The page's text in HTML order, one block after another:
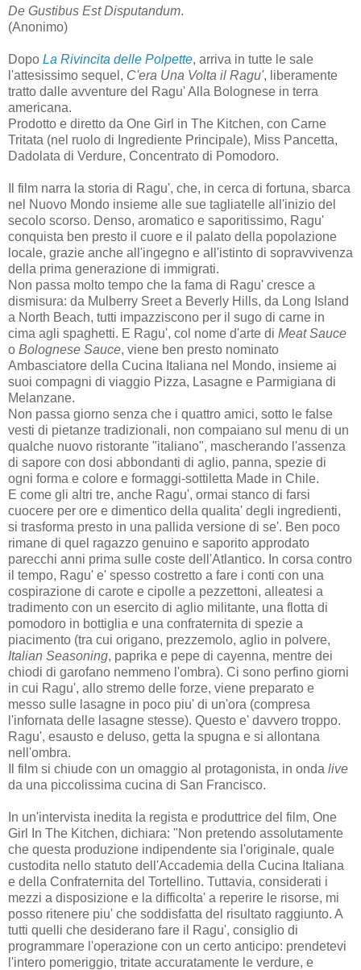
De Gustibus Est Disputandum.
(Anonimo)
Dopo La Rivincita delle Polpette, arriva in tutte le sale
l'attesissimo sequel, C'era Una Volta il Ragu', liberamente
tratto dalle avventure del Ragu' Alla Bolognese in terra
americana.
Prodotto e diretto da One Girl in The Kitchen, con Carne
Tritata (nel ruolo di Ingrediente Principale), Miss Pancetta,
Dadolata di Verdure, Concentrato di Pomodoro.
Il film narra la storia di Ragu', che, in cerca di fortuna, sbarca
nel Nuovo Mondo insieme alle sue tagliatelle all'inizio del
secolo scorso. Denso, aromatico e saporitissimo, Ragu'
conquista ben presto il cuore e il palato della popolazione
locale, grazie anche all'ingegno e all'istinto di sopravvivenza
della prima generazione di immigrati.
Non passa molto tempo che la fama di Ragu' cresce a
dismisura: da Mulberry Sreet a Beverly Hills, da Long Island
a North Beach, tutti impazziscono per il sugo di carne in
cima agli spaghetti. E Ragu', col nome d'arte di Meat Sauce
o Bolognese Sauce, viene ben presto nominato
Ambasciatore della Cucina Italiana nel Mondo, insieme ai
suoi compagni di viaggio Pizza, Lasagne e Parmigiana di
Melanzane.
Non passa giorno senza che i quattro amici, sotto le false
vesti di pietanze tradizionali, non compaiano sul menu di un
qualche nuovo ristorante "italiano", mascherando l'assenza
di sapore con dosi abbondanti di aglio, panna, spezie di
ogni forma e colore e formaggi-sottiletta Made in Chile.
E come gli altri tre, anche Ragu', ormai stanco di farsi
cuocere per ore e dimentico della qualita' degli ingredienti,
si trasforma presto in una pallida versione di se'. Ben poco
rimane di quel ragazzo genuino e saporito approdato
parecchi anni prima sulle coste dell'Atlantico. In corsa contro
il tempo, Ragu' e' spesso costretto a fare i conti con una
cospirazione di carote e cipolle a pezzettoni, alleatesi a
tradimento con un esercito di aglio militante, una flotta di
pomodoro in bottiglia e una confraternita di spezie a
piacimento (tra cui origano, prezzemolo, aglio in polvere,
Italian Seasoning, paprika e pepe di cayenna, mentre dei
chiodi di garofano nemmeno l'ombra). Ci sono perfino giorni
in cui Ragu', allo stremo delle forze, viene preparato e
messo sulle lasagne in poco piu' di un'ora (compresa
l'infornata delle lasagne stesse). Questo e' davvero troppo.
Ragu', esausto e deluso, getta la spugna e si allontana
nell'ombra.
Il film si chiude con un omaggio al protagonista, in onda live
da una piccolissima cucina di San Francisco.
In un'intervista inedita la regista e produttrice del film, One
Girl In The Kitchen, dichiara: "Non pretendo assolutamente
che questa produzione indipendente sia l'originale, quale
custodita nello statuto dell'Accademia della Cucina Italiana
e della Confraternita del Tortellino. Tuttavia, considerati i
mezzi a disposizione e la difficolta' a reperire le risorse, mi
posso ritenere piu' che soddisfatta del risultato raggiunto. A
tutti quelli che desiderano fare il Ragu', consiglio di
programmare l'operazione con un certo anticipo: prendetevi
l'intero pomeriggio, tritate accuratamente le verdure, e